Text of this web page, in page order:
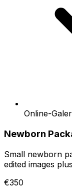
Online-
Newborn
Small newborn
edited images
€350